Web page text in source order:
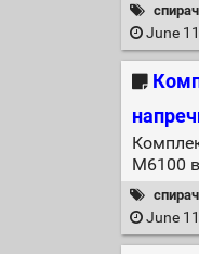
June
M6100
June